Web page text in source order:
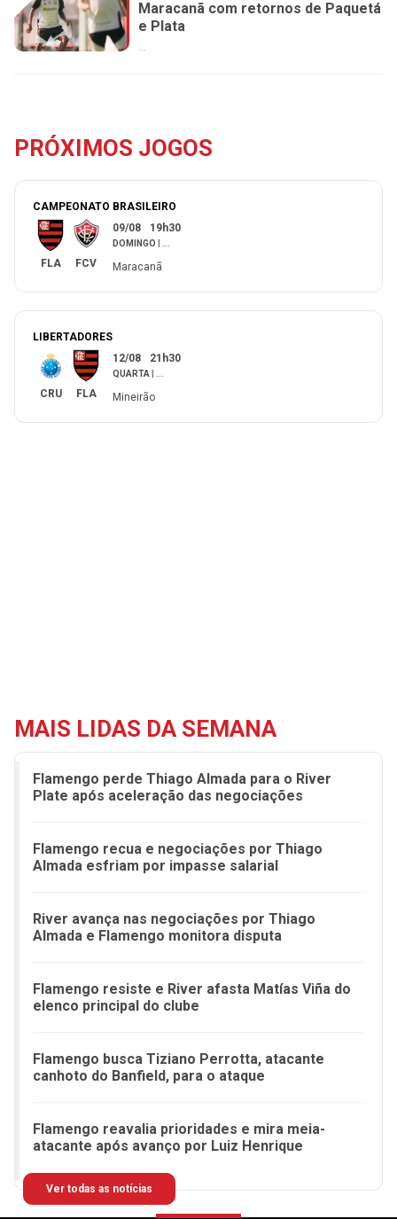
Maracanã com retornos de Paquetá
e Plata
...
PRÓXIMOS JOGOS
CAMPEONATO BRASILEIRO
FLA FCV
09/08 19h30
DOMINGO
Maracanã
LIBERTADORES
CRU FLA
12/08 21h30
QUARTA
Mineirão
MAIS LIDAS DA SEMANA
Flamengo perde Thiago Almada para o River
Plate após aceleração das negociações
Flamengo recua e negociações por Thiago
Almada esfriam por impasse salarial
River avança nas negociações por Thiago
Almada e Flamengo monitora disputa
Flamengo resiste e River afasta Matías Viña do
elenco principal do clube
Flamengo busca Tiziano Perrotta, atacante
canhoto do Banfield, para o ataque
Flamengo reavalia prioridades e mira meia-
atacante após avanço por Luiz Henrique
Ver todas as notícias